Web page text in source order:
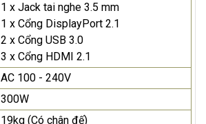
1 x Jack tai nghe 3.5 mm
1 x Cổng DisplayPort 2.1
2 x Cổng USB 3.0
3 x Cổng HDMI 2.1
AC 100 - 240V
300W
19kg (Có chân đế)